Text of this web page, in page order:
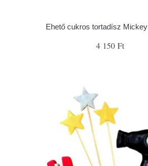
Ehető cukros tortadísz
4 150 Ft